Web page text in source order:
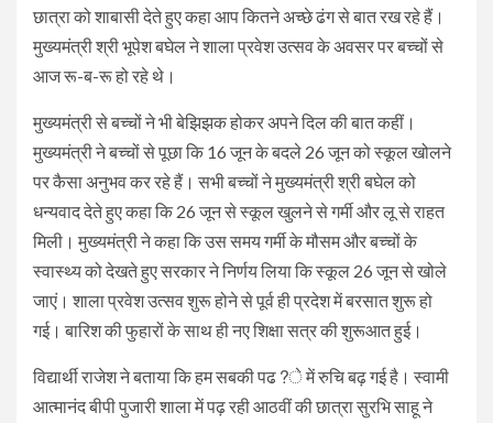
छात्रा को शाबासी देते हुए कहा आप कितने अच्छे ढंग से बात रख रहे हैं।
मुख्यमंत्री श्री भूपेश बघेल ने शाला प्रवेश उत्सव के अवसर पर बच्चों से
आज रू-ब-रू हो रहे थे।
मुख्यमंत्री से बच्चों ने भी बेझिझक होकर अपने दिल की बात कहीं।
मुख्यमंत्री ने बच्चों से पूछा कि 16 जून के बदले 26 जून को स्कूल खोलने
पर कैसा अनुभव कर रहे हैं। सभी बच्चों ने मुख्यमंत्री श्री बघेल को
धन्यवाद देते हुए कहा कि 26 जून से स्कूल खुलने से गर्मी और लू से राहत
मिली। मुख्यमंत्री ने कहा कि उस समय गर्मी के मौसम और बच्चों के
स्वास्थ्य को देखते हुए सरकार ने निर्णय लिया कि स्कूल 26 जून से खोले
जाएं। शाला प्रवेश उत्सव शुरू होने से पूर्व ही प्रदेश में बरसात शुरू हो
गई। बारिश की फुहारों के साथ ही नए शिक्षा सत्र की शुरूआत हुई।
विद्यार्थी राजेश ने बताया कि हम सबकी पढ?े में रुचि बढ़ गई है। स्वामी
आत्मानंद बीपी पुजारी शाला में पढ़ रही आठवीं की छात्रा सुरभि साहू ने